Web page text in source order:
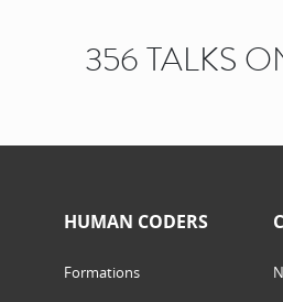
356 TALKS
HUMAN CODERS
Formations